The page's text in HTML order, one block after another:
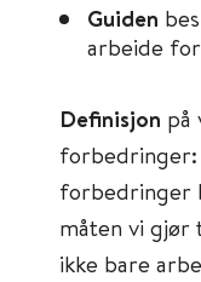
Guiden
arbeide
Definisjon på
forbedringer:
forbedringer
måten vi gjør
ikke bare